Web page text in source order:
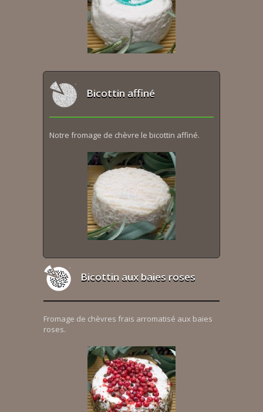
Bicottin affiné
Notre fromage de chèvre le bicottin affiné.
Bicottin aux baies roses
Fromage de chèvres frais arromatisé aux baies
roses.